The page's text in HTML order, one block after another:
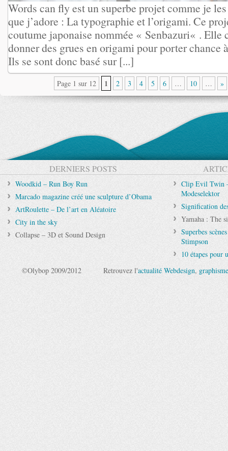
Words can fly est un superbe projet comme je
que j’adore : La typographie et l’origami. Ce
coutume japonaise nommée « Senbazuri« . Elle
donner des grues en origami pour porter chance
Ils se sont donc basé sur [...]
Page 1 sur 12 1 2 3 4 5 6 … 10 … »
DERNIERS POSTS
Woodkid – Run Boy Run
Marcado magazine créé une sculpture d’Obama
ArtRoulette – De l’art en Aléatoire
City in the sky
Collapse – 3D et Sound Design
Clip Evil Twin
Modeselektor
Signification
Yamaha : The
Superbes
Stimpson
10 étapes pour
©Olybop 2009/2012
Retrouvez l'actualité Webdesign, graphisme